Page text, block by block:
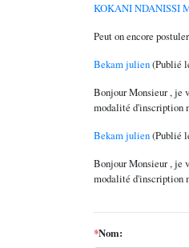
KOKANI NDANISSI
Peut on encore
Bekam julien(Publié
Bonjour Monsieur , je
modalité d'inscription
Bekam julien(Publié
Bonjour Monsieur , je
modalité d'inscription
*Nom: